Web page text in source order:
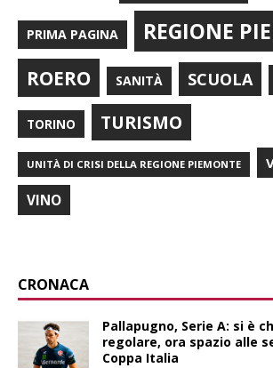
PRIMA PAGINA REGIONE
ROERO SANITÀ SCUOLA
TORINO TURISMO
UNITÀ DI CRISI DELLA REGIONE PIEMONTE
VINO
CRONACA
Pallapugno, Serie A: si è
regolare, ora spazio alle
Coppa Italia